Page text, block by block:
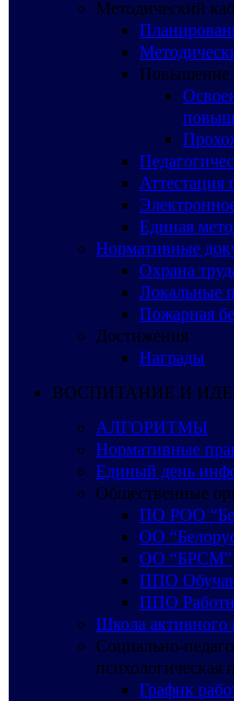
Методический
Повышение
Аттестация
Единая
Нормативные
Охрана
Локальные
Пожарная
Достижения
Награды
ВОСПИТАНИЕ И
АЛГОРИТМЫ
Нормативные
Единый день
Общественные
ПО РОО
ОО
ОО “БРСМ”
ППО
ППО
Школа активного
Социально-
психологическая
График